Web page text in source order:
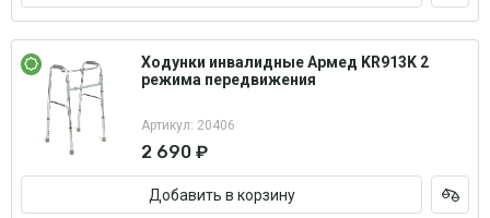
Ходунки инвалидные Армед KR913K 2
режима передвижения
Артикул: 20406
2 690 ₽
Добавить в корзину